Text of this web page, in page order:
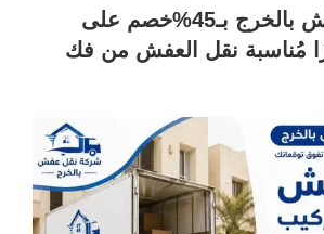
شركة نقل عفش بالخرج بـ45%خصم على
مُناسبة نقل العفش من فك